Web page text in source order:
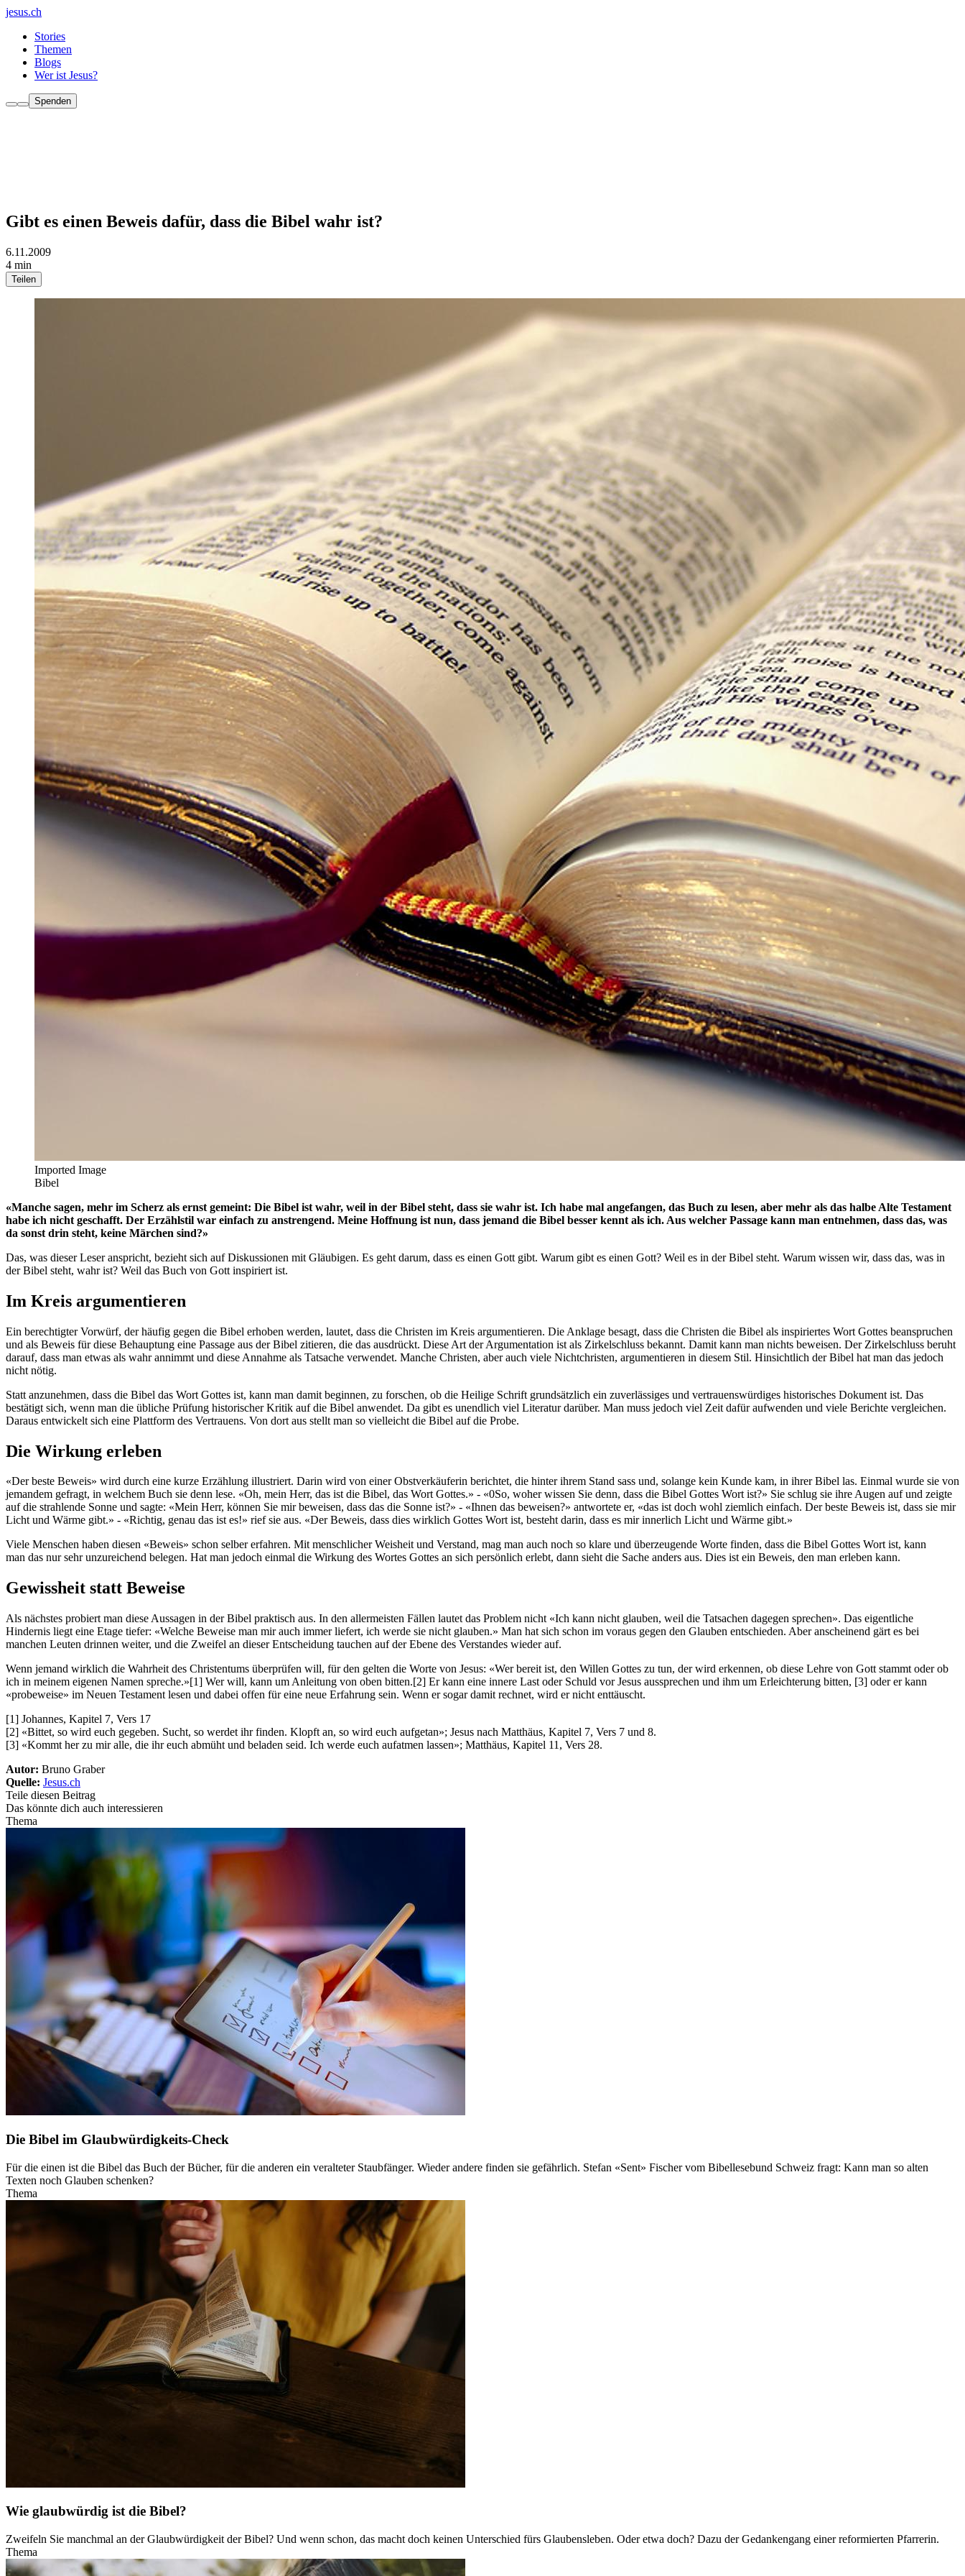
jesus.ch
Stories
Themen
Blogs
Wer ist Jesus?
Spenden
Gibt es einen Beweis dafür, dass die Bibel wahr ist?
6.11.2009
4 min
Teilen
Imported Image
Bibel
«Manche sagen, mehr im Scherz als ernst gemeint: Die Bibel ist wahr, weil in der Bibel steht, dass sie wahr ist. Ich habe mal angefangen, das Buch zu lesen, aber mehr als das halbe Alte Testament
habe ich nicht geschafft. Der Erzählstil war einfach zu anstrengend. Meine Hoffnung ist nun, dass jemand die Bibel besser kennt als ich. Aus welcher Passage kann man entnehmen, dass das, was
da sonst drin steht, keine Märchen sind?»
Das, was dieser Leser anspricht, bezieht sich auf Diskussionen mit Gläubigen. Es geht darum, dass es einen Gott gibt. Warum gibt es einen Gott? Weil es in der Bibel steht. Warum wissen wir, dass das, was in
der Bibel steht, wahr ist? Weil das Buch von Gott inspiriert ist.
Im Kreis argumentieren
Ein berechtigter Vorwürf, der häufig gegen die Bibel erhoben werden, lautet, dass die Christen im Kreis argumentieren. Die Anklage besagt, dass die Christen die Bibel als inspiriertes Wort Gottes beanspruchen
und als Beweis für diese Behauptung eine Passage aus der Bibel zitieren, die das ausdrückt. Diese Art der Argumentation ist als Zirkelschluss bekannt. Damit kann man nichts beweisen. Der Zirkelschluss beruht
darauf, dass man etwas als wahr annimmt und diese Annahme als Tatsache verwendet. Manche Christen, aber auch viele Nichtchristen, argumentieren in diesem Stil. Hinsichtlich der Bibel hat man das jedoch
nicht nötig.
Statt anzunehmen, dass die Bibel das Wort Gottes ist, kann man damit beginnen, zu forschen, ob die Heilige Schrift grundsätzlich ein zuverlässiges und vertrauenswürdiges historisches Dokument ist. Das
bestätigt sich, wenn man die übliche Prüfung historischer Kritik auf die Bibel anwendet. Da gibt es unendlich viel Literatur darüber. Man muss jedoch viel Zeit dafür aufwenden und viele Berichte vergleichen.
Daraus entwickelt sich eine Plattform des Vertrauens. Von dort aus stellt man so vielleicht die Bibel auf die Probe.
Die Wirkung erleben
«Der beste Beweis» wird durch eine kurze Erzählung illustriert. Darin wird von einer Obstverkäuferin berichtet, die hinter ihrem Stand sass und, solange kein Kunde kam, in ihrer Bibel las. Einmal wurde sie von
jemandem gefragt, in welchem Buch sie denn lese. «Oh, mein Herr, das ist die Bibel, das Wort Gottes.» - «0So, woher wissen Sie denn, dass die Bibel Gottes Wort ist?» Sie schlug sie ihre Augen auf und zeigte
auf die strahlende Sonne und sagte: «Mein Herr, können Sie mir beweisen, dass das die Sonne ist?» - «Ihnen das beweisen?» antwortete er, «das ist doch wohl ziemlich einfach. Der beste Beweis ist, dass sie mir
Licht und Wärme gibt.» - «Richtig, genau das ist es!» rief sie aus. «Der Beweis, dass dies wirklich Gottes Wort ist, besteht darin, dass es mir innerlich Licht und Wärme gibt.»
Viele Menschen haben diesen «Beweis» schon selber erfahren. Mit menschlicher Weisheit und Verstand, mag man auch noch so klare und überzeugende Worte finden, dass die Bibel Gottes Wort ist, kann
man das nur sehr unzureichend belegen. Hat man jedoch einmal die Wirkung des Wortes Gottes an sich persönlich erlebt, dann sieht die Sache anders aus. Dies ist ein Beweis, den man erleben kann.
Gewissheit statt Beweise
Als nächstes probiert man diese Aussagen in der Bibel praktisch aus. In den allermeisten Fällen lautet das Problem nicht «Ich kann nicht glauben, weil die Tatsachen dagegen sprechen». Das eigentliche
Hindernis liegt eine Etage tiefer: «Welche Beweise man mir auch immer liefert, ich werde sie nicht glauben.» Man hat sich schon im voraus gegen den Glauben entschieden. Aber anscheinend gärt es bei
manchen Leuten drinnen weiter, und die Zweifel an dieser Entscheidung tauchen auf der Ebene des Verstandes wieder auf.
Wenn jemand wirklich die Wahrheit des Christentums überprüfen will, für den gelten die Worte von Jesus: «Wer bereit ist, den Willen Gottes zu tun, der wird erkennen, ob diese Lehre von Gott stammt oder ob
ich in meinem eigenen Namen spreche.»[1] Wer will, kann um Anleitung von oben bitten.[2] Er kann eine innere Last oder Schuld vor Jesus aussprechen und ihm um Erleichterung bitten, [3] oder er kann
«probeweise» im Neuen Testament lesen und dabei offen für eine neue Erfahrung sein. Wenn er sogar damit rechnet, wird er nicht enttäuscht.
[1] Johannes, Kapitel 7, Vers 17
[2] «Bittet, so wird euch gegeben. Sucht, so werdet ihr finden. Klopft an, so wird euch aufgetan»; Jesus nach Matthäus, Kapitel 7, Vers 7 und 8.
[3] «Kommt her zu mir alle, die ihr euch abmüht und beladen seid. Ich werde euch aufatmen lassen»; Matthäus, Kapitel 11, Vers 28.
Autor: Bruno Graber
Quelle: Jesus.ch
Teile diesen Beitrag
Das könnte dich auch interessieren
Thema
Die Bibel im Glaubwürdigkeits-Check
Für die einen ist die Bibel das Buch der Bücher, für die anderen ein veralteter Staubfänger. Wieder andere finden sie gefährlich. Stefan «Sent» Fischer vom Bibellesebund Schweiz fragt: Kann man so alten
Texten noch Glauben schenken?
Thema
Wie glaubwürdig ist die Bibel?
Zweifeln Sie manchmal an der Glaubwürdigkeit der Bibel? Und wenn schon, das macht doch keinen Unterschied fürs Glaubensleben. Oder etwa doch? Dazu der Gedankengang einer reformierten Pfarrerin.
Thema